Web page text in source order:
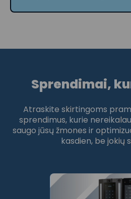
Sprendimai,
Atraskite skirtingoms
sprendimus, kurie
saugo jūsų žmones ir
kasdien, be jokių